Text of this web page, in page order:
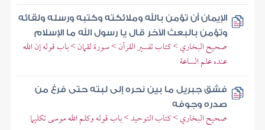
الإيمان أن تؤمن بالله وملائكته وكتبه ورسله ولقائه
وتؤمن بالبعث الآخر قال يا رسول الله ما الإسلام
صحيح البخاري > كتاب تفسير القرآن > سورة لقمان > باب قوله إن الله
عنده علم الساعة
فشق جبريل ما بين نحره إلى لبته حتى فرغ من
صدره وجوفه
صحيح البخاري > كتاب التوحيد > باب قوله وكلم الله موسى تكليما